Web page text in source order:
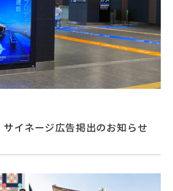
イネージ広告掲出のお知らせ